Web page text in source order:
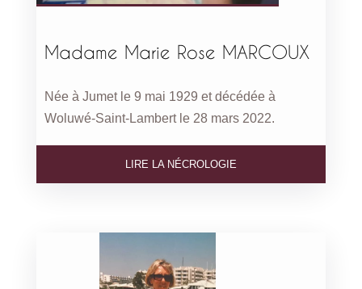
Madame Marie Rose MARCOUX
Née à Jumet le 9 mai 1929 et décédée à
Woluwé-Saint-Lambert le 28 mars 2022.
LIRE LA NÉCROLOGIE